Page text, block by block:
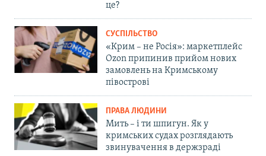
це?
СУСПІЛЬСТВО
«Крим – не Росія»: маркетплейс
Ozon припинив прийом нових
замовлень на Кримському
півострові
ПРАВА ЛЮДИНИ
Мить – і ти шпигун. Як у
кримських судах розглядають
звинувачення в держзраді